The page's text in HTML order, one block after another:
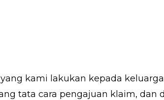
kami lakukan kepada
tata cara pengajuan klaim, dan